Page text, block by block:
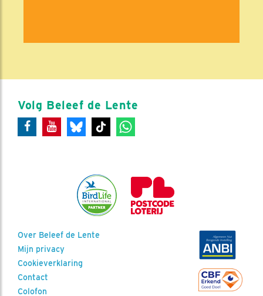
Volg Beleef de Lente
Over Beleef de Lente
Mijn privacy
Cookieverklaring
Contact
Colofon